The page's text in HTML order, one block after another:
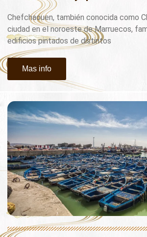
Chefchaouen, también conocida como
ciudad en el noroeste de Marruecos,
edificios pintados de distintos
Mas info